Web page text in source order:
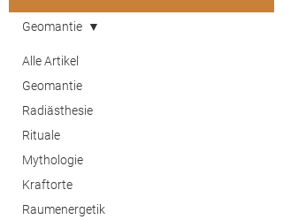
Alle Artikel
Geomantie
Radiästhesie
Rituale
Mythologie
Kraftorte
Raumenergetik
Geomantie